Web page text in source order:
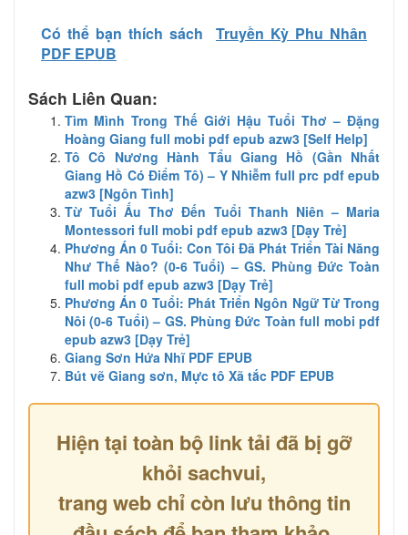
Có thể bạn thích sách
Truyền Kỳ Phu Nhân
PDF EPUB
Sách Liên Quan:
Tìm Mình Trong Thế Giới Hậu Tuổi Thơ – Đặng
Hoàng Giang full mobi pdf epub azw3 [Self Help]
Tô Cô Nương Hành Tẩu Giang Hồ (Gần Nhất
Giang Hồ Có Điểm Tô) – Y Nhiễm full prc pdf epub
azw3 [Ngôn Tình]
Từ Tuổi Ấu Thơ Đến Tuổi Thanh Niên – Maria
Montessori full mobi pdf epub azw3 [Dạy Trẻ]
Phương Án 0 Tuổi: Con Tôi Đã Phát Triển Tài Năng
Như Thế Nào? (0-6 Tuổi) – GS. Phùng Đức Toàn
full mobi pdf epub azw3 [Dạy Trẻ]
Phương Án 0 Tuổi: Phát Triển Ngôn Ngữ Từ Trong
Nôi (0-6 Tuổi) – GS. Phùng Đức Toàn full mobi pdf
epub azw3 [Dạy Trẻ]
Giang Sơn Hứa Nhĩ PDF EPUB
Bút vẽ Giang sơn, Mực tô Xã tắc PDF EPUB
Hiện tại toàn bộ link tải đã bị gỡ
khỏi sachvui,
trang web chỉ còn lưu thông tin